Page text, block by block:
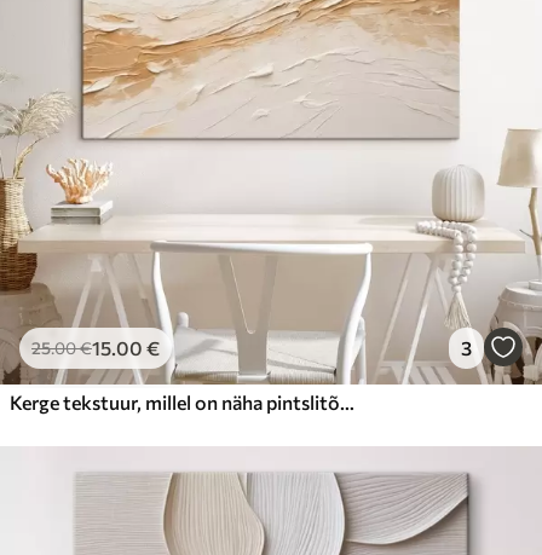
Hind Alates23 .00€
25.00€15.00 € 3
Kerge tekstuur, millel on näha pintslitõmbed ja beežid varjundid